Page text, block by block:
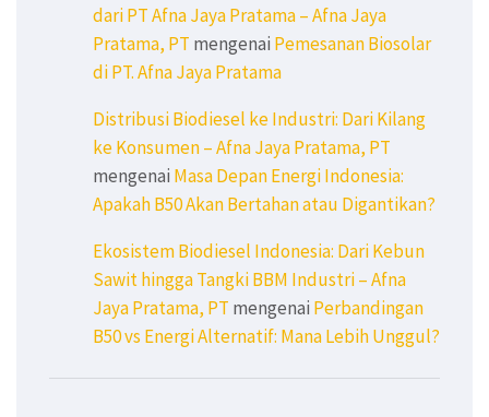
dari PT Afna Jaya Pratama – Afna Jaya
Pratama, PT mengenai Pemesanan Biosolar
di PT. Afna Jaya Pratama
Distribusi Biodiesel ke Industri: Dari Kilang
ke Konsumen – Afna Jaya Pratama, PT
mengenai Masa Depan Energi Indonesia:
Apakah B50 Akan Bertahan atau Digantikan?
Ekosistem Biodiesel Indonesia: Dari Kebun
Sawit hingga Tangki BBM Industri – Afna
Jaya Pratama, PT mengenai Perbandingan
B50 vs Energi Alternatif: Mana Lebih Unggul?